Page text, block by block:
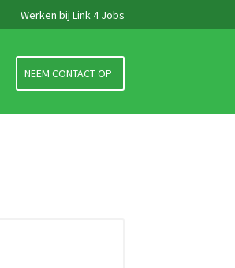
Werken bij Link 4 Jobs
NEEM CONTACT OP